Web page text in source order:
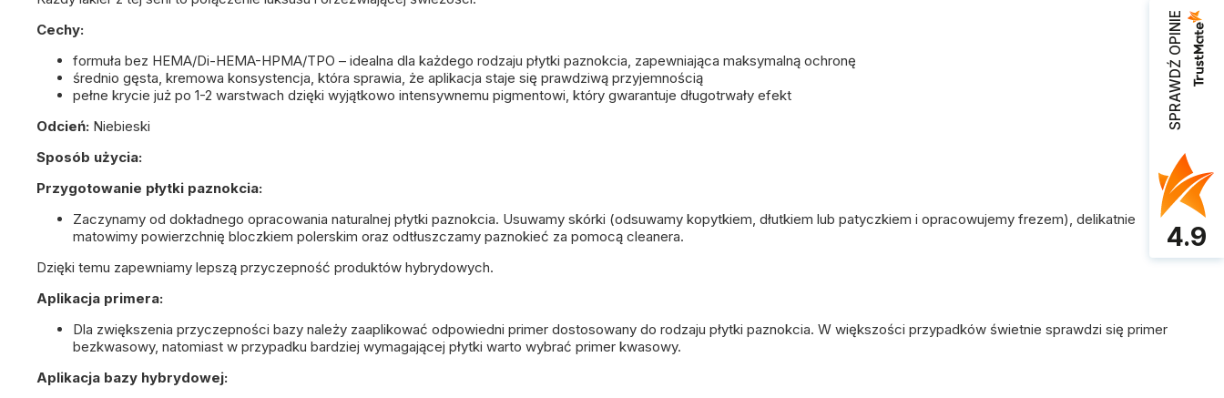
Cechy:
formuła bez HEMA/Di-HEMA-HPMA/TPO – idealna dla każdego rodzaju płytki paznokcia, zapewniająca maksymalną ochronę
średnio gęsta, kremowa konsystencja, która sprawia, że aplikacja staje się prawdziwą przyjemnością
pełne krycie już po 1-2 warstwach dzięki wyjątkowo intensywnemu pigmentowi, który gwarantuje długotrwały efekt
Odcień: Niebieski
Sposób użycia:
Przygotowanie płytki paznokcia:
Zaczynamy od dokładnego opracowania naturalnej płytki paznokcia. Usuwamy skórki (odsuwamy kopytkiem, dłutkiem lub patyczkiem i opracowujemy frezem), delikatnie
matowimy powierzchnię bloczkiem polerskim oraz odtłuszczamy paznokieć za pomocą cleanera.
Dzięki temu zapewniamy lepszą przyczepność produktów hybrydowych.
Aplikacja primera:
Dla zwiększenia przyczepności bazy należy zaaplikować odpowiedni primer dostosowany do rodzaju płytki paznokcia. W większości przypadków świetnie sprawdzi się primer
bezkwasowy, natomiast w przypadku bardziej wymagającej płytki warto wybrać primer kwasowy.
Aplikacja bazy hybrydowej:
SPRAWDŹ OPINIE
4.9